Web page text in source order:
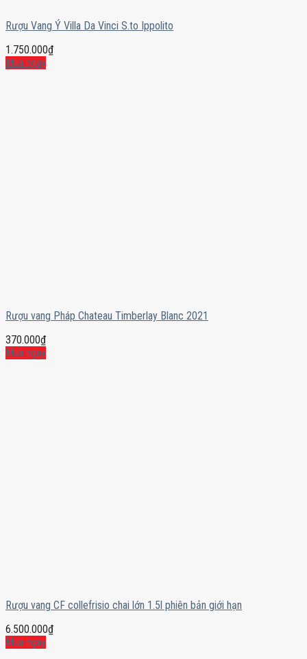
Rượu Vang Ý Villa Da Vinci S.to Ippolito
1.750.000₫
Mua ngay
Rượu vang Pháp Chateau Timberlay Blanc 2021
370.000₫
Mua ngay
Rượu vang CF collefrisio chai lớn 1.5l phiên bản giới hạn
6.500.000₫
Mua ngay